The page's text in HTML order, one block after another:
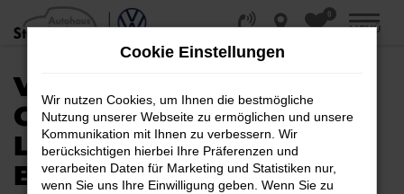
Zum
Hauptinhalt
0
MENÜ
VW UP!
GEBRAUCHTWAGEN |
LIEFERSERVICE NACH
BERLIN
Cookie Einstellungen
Wir nutzen Cookies, um Ihnen die bestmögliche
Nutzung unserer Webseite zu ermöglichen und unsere
Kommunikation mit Ihnen zu verbessern. Wir
berücksichtigen hierbei Ihre Präferenzen und
verarbeiten Daten für Marketing und Statistiken nur,
wenn Sie uns Ihre Einwilligung geben. Wenn Sie zu